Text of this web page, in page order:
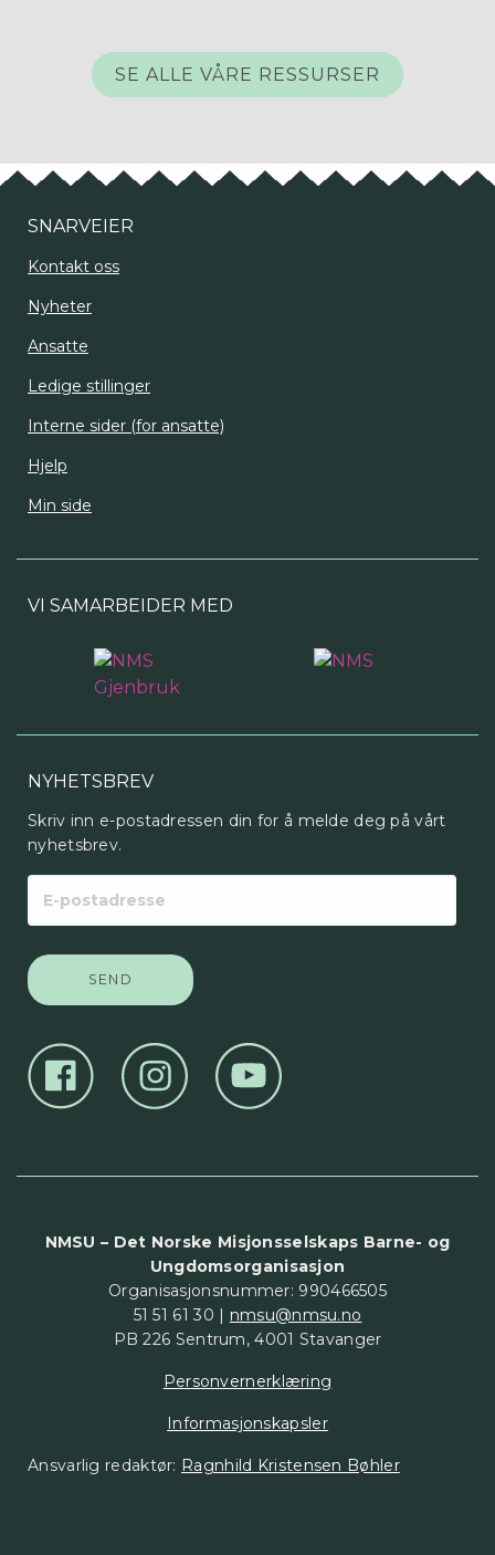
SE ALLE VÅRE RESSURSER
SNARVEIER
Kontakt oss
Nyheter
Ansatte
Ledige stillinger
Interne sider (for ansatte)
Hjelp
Min side
VI SAMARBEIDER MED
NYHETSBREV
Skriv inn e-postadressen din for å melde deg på vårt
nyhetsbrev.
postadresse
NMSU – Det Norske Misjonsselskaps Barne- og
Ungdomsorganisasjon
Organisasjonsnummer: 990466505
51 51 61 30 | nmsu@nmsu.no
PB 226 Sentrum, 4001 Stavanger
Personvernerklæring
Informasjonskapsler
Ansvarlig redaktør: Ragnhild Kristensen Bøhler